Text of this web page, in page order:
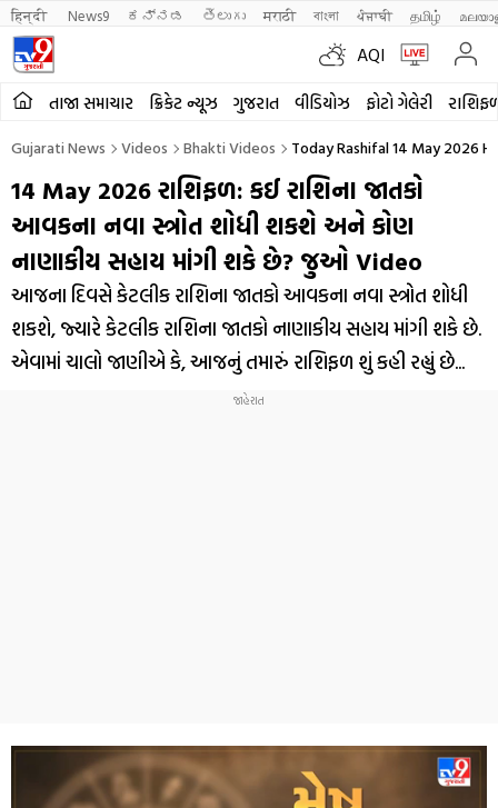
हिन्दी News9 ಕನ್ನಡ తెలుగు मराठी বাংলা ਪੰਜਾਬੀ தமிழ்
AQI
તાજા સમાચાર ક્રિકેટ ન્યૂઝ ગુજરાત વીડિયોઝ ફોટો ગેલેરી
Gujarati News Videos Bhakti Videos Today Rashifal 14 May 2026
14 May 2026 રાશિફળ: કઈ રાશિના જાતકો
આવકના નવા સ્ત્રોત શોધી શકશે અને કોણ
નાણાકીય સહાય માંગી શકે છે? જુઓ Video
આજના દિવસે કેટલીક રાશિના જાતકો આવકના નવા સ્ત્રોત શોધી
શકશે, જ્યારે કેટલીક રાશિના જાતકો નાણાકીય સહાય માંગી શકે છે.
એવામાં ચાલો જાણીએ કે, આજનું તમારું રાશિફળ શું કહી રહ્યું છે...